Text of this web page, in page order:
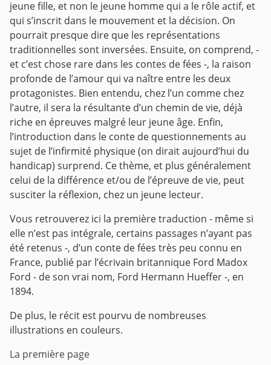
jeune fille, et non le jeune homme qui a le rôle actif, et
qui s’inscrit dans le mouvement et la décision. On
pourrait presque dire que les représentations
traditionnelles sont inversées. Ensuite, on comprend, -
et c’est chose rare dans les contes de fées -, la raison
profonde de l’amour qui va naître entre les deux
protagonistes. Bien entendu, chez l’un comme chez
l’autre, il sera la résultante d’un chemin de vie, déjà
riche en épreuves malgré leur jeune âge. Enfin,
l’introduction dans le conte de questionnements au
sujet de l’infirmité physique (on dirait aujourd’hui du
handicap) surprend. Ce thème, et plus généralement
celui de la différence et/ou de l’épreuve de vie, peut
susciter la réflexion, chez un jeune lecteur.
Vous retrouverez ici la première traduction - même si
elle n’est pas intégrale, certains passages n’ayant pas
été retenus -, d’un conte de fées très peu connu en
France, publié par l’écrivain britannique Ford Madox
Ford - de son vrai nom, Ford Hermann Hueffer -, en
1894.
De plus, le récit est pourvu de nombreuses
illustrations en couleurs.
La première page